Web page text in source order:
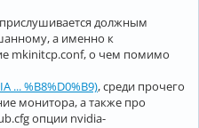
должным
а именно к
mkinitcp.conf, о чем помимо
... %B8%D0%B9), среди прочего
монитора, а также про
опции nvidia-